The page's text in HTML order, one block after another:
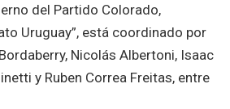
del Partido Colorado,
Uruguay”, está coordinado por
Nicolás Albertoni, Isaac
y Ruben Correa Freitas, entre